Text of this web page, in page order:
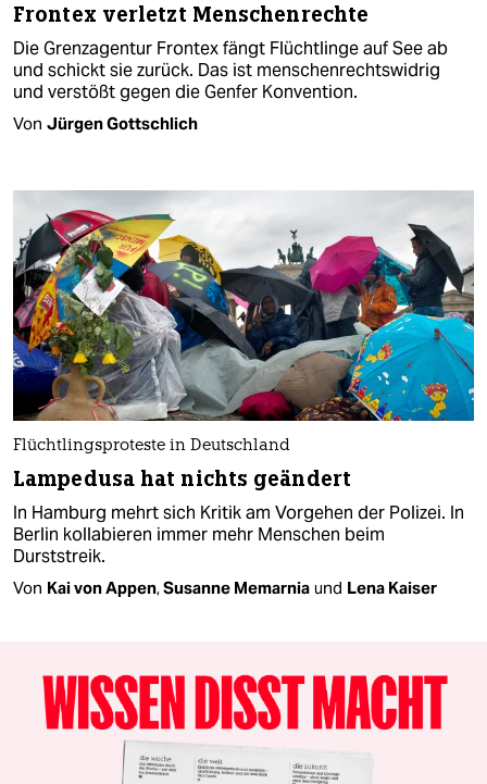
Frontex verletzt Menschenrechte
Die Grenzagentur Frontex fängt Flüchtlinge auf See ab
und schickt sie zurück. Das ist menschenrechtswidrig
und verstößt gegen die Genfer Konvention.
Von Jürgen Gottschlich
Flüchtlingsproteste in Deutschland
Lampedusa hat nichts geändert
In Hamburg mehrt sich Kritik am Vorgehen der Polizei. In
Berlin kollabieren immer mehr Menschen beim
Durststreik.
Von Kai von Appen,Susanne Memarnia und Lena Kaiser